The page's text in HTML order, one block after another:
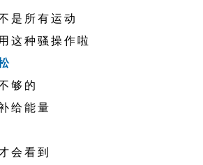
所有运动
种骚操作啦
够的
能量
看到